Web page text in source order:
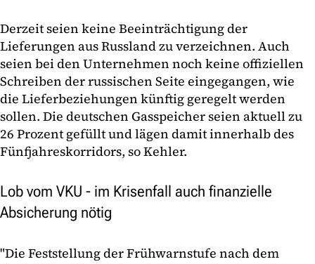
Derzeit seien keine Beeinträchtigung der
Lieferungen aus Russland zu verzeichnen. Auch
seien bei den Unternehmen noch keine offiziellen
Schreiben der russischen Seite eingegangen, wie
die Lieferbeziehungen künftig geregelt werden
sollen. Die deutschen Gasspeicher seien aktuell zu
26 Prozent gefüllt und lägen damit innerhalb des
Fünfjahreskorridors, so Kehler.
Lob vom VKU - im Krisenfall auch finanzielle
Absicherung nötig
"Die Feststellung der Frühwarnstufe nach dem